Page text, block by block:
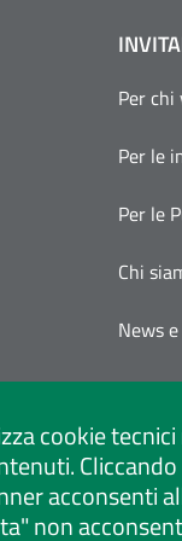
cookie
acconsenti
non
Per
Per le
Per le
Chi
News